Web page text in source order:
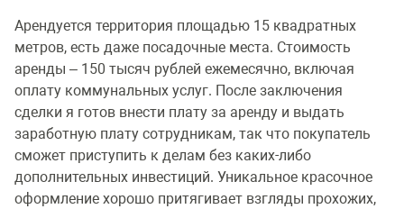
Арендуется территория площадью 15 квадратных
метров, есть даже посадочные места. Стоимость
аренды – 150 тысяч рублей ежемесячно, включая
оплату коммунальных услуг. После заключения
сделки я готов внести плату за аренду и выдать
заработную плату сотрудникам, так что покупатель
сможет приступить к делам без каких-либо
дополнительных инвестиций. Уникальное красочное
оформление хорошо притягивает взгляды прохожих,